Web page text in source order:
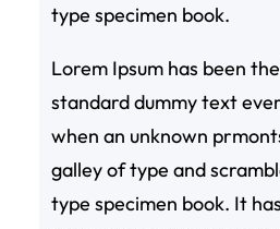
type specimen book.
Lorem Ipsum has been
standard dummy text
when an unknown
galley of type and
type specimen book. It